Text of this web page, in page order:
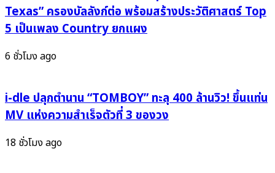
ใน
“สาม
บน
แขก
รับ
สุด
เติบโต
ของ
เธอ
จะ
มี
คอย
ซัพพอร์ต
เสมอ”
สะกด
Texas” ครองบัลลังก์ต่อ พร้อมสร้างประวัติศาสตร์ Top
5 เป็นเพลง Country ยกแผง
6 ชั่วโมง ago
i-dle ปลุกตำนาน “TOMBOY” ทะลุ 400 ล้านวิว! ขึ้นแท่น
MV แห่งความสำเร็จตัวที่ 3 ของวง
18 ชั่วโมง ago